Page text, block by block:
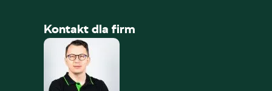
Kontakt dla firm